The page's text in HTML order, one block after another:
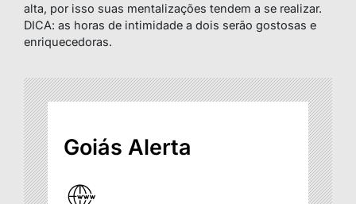
alta, por isso suas mentalizações tendem a se realizar.
DICA: as horas de intimidade a dois serão gostosas e
enriquecedoras.
Goiás Alerta